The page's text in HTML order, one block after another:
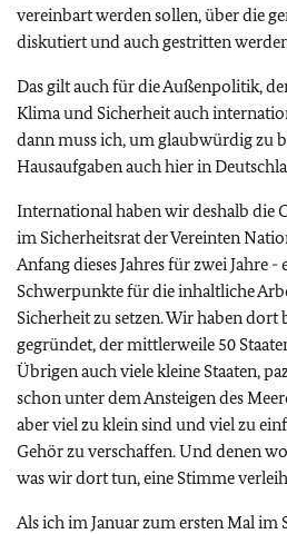
vereinbart werden sollen, über die
diskutiert und auch gestritten
Das gilt auch für die Außenpolitik,
Klima und Sicherheit auch
dann muss ich, um glaubwürdig zu
Hausaufgaben auch hier in
International haben wir deshalb die
im Sicherheitsrat der Vereinten
Anfang dieses Jahres für zwei Jahre -
Schwerpunkte für die inhaltliche
Sicherheit zu setzen. Wir haben
gegründet, der mittlerweile 50
Übrigen auch viele kleine Staaten,
schon unter dem Ansteigen des
aber viel zu klein sind und viel zu
Gehör zu verschaffen. Und denen
was wir dort tun, eine Stimme
Als ich im Januar zum ersten Mal im